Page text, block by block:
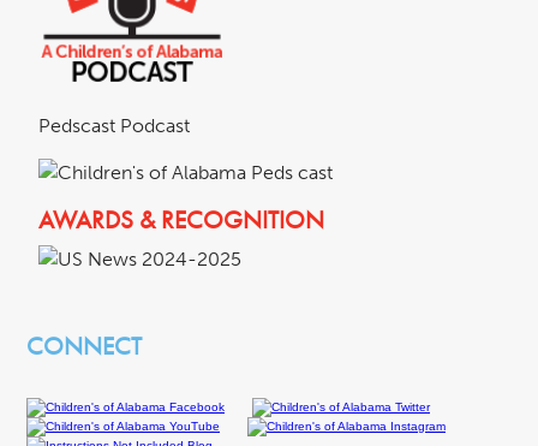
Pedscast Podcast
AWARDS & RECOGNITION
CONNECT